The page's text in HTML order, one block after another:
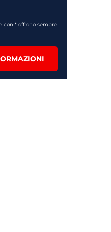
con * offrono sempre